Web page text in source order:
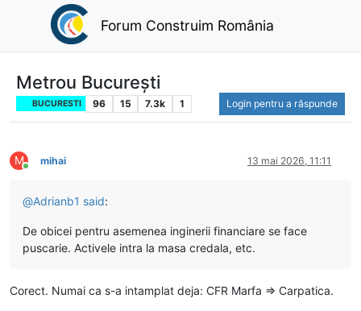
Forum Construim România
Metrou București
BUCURESTI 96 15 7.3k 1 Login pentru a răspunde
M
Conectat
mihai 13 mai 2026, 11:11
@Adrianb1 said:
De obicei pentru asemenea inginerii financiare se face
puscarie. Activele intra la masa credala, etc.
Corect. Numai ca s-a intamplat deja: CFR Marfa => Carpatica.